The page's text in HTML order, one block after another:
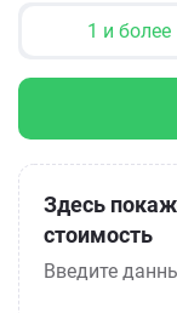
1 и более
Здесь
стоимость
Введите